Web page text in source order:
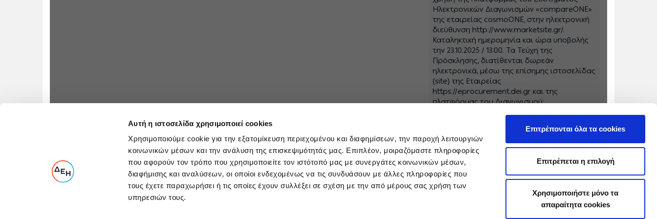
Αυτή η ιστοσελίδα χρησιμοποιεί cookies
Χρησιμοποιούμε cookie για την εξατομίκευση περιεχομένου και διαφημίσεων, την παροχή λειτουργιών
κοινωνικών μέσων και την ανάλυση της επισκεψιμότητάς μας. Επιπλέον, μοιραζόμαστε πληροφορίες
που αφορούν τον τρόπο που χρησιμοποιείτε τον ιστότοπό μας με συνεργάτες κοινωνικών μέσων,
διαφήμισης και αναλύσεων, οι οποίοι ενδεχομένως να τις συνδυάσουν με άλλες πληροφορίες που
τους έχετε παραχωρήσει ή τις οποίες έχουν συλλέξει σε σχέση με την από μέρους σας χρήση των
υπηρεσιών τους.
Επιτρέπονται όλα τα cookies
Επιτρέπεται η επιλογή
Χρησιμοποιήστε μόνο τα
απαραίτητα cookies
Ηλεκτρονικών Διαγωνισμών «compareONE»
της εταιρείας cosmoONE, στην ηλεκτρονική
διεύθυνση http://www.marketsite.gr/.
Καταληκτική ημερομηνία και ώρα υποβολής
την 23.10.2025 / 13:00. Τα Τεύχη της
Πρόσκλησης, διατίθενται δωρεάν
ηλεκτρονικά, μέσω της επίσημης ιστοσελίδας
(site) της Εταιρείας
https://eprocurement.dei.gr και της
πλατφόρμας του Διαγωνισμού: